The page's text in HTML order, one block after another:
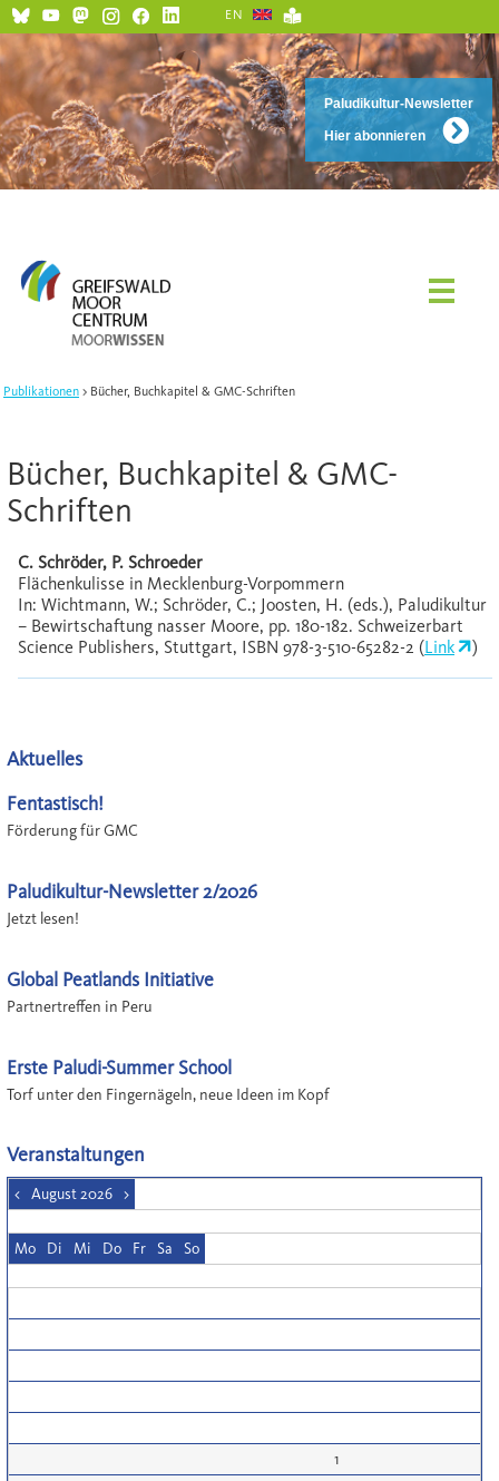
Paludikultur-Newsletter
Hier abonnieren
EN
Publikationen Bücher, Buchkapitel & GMC-Schriften
Bücher, Buchkapitel & GMC-
Schriften
C. Schröder, P. Schroeder
Flächenkulisse in Mecklenburg-Vorpommern
In: Wichtmann, W.; Schröder, C.; Joosten, H. (eds.), Paludikultur
– Bewirtschaftung nasser Moore, pp. 180-182. Schweizerbart
Science Publishers, Stuttgart, ISBN 978-3-510-65282-2 (Link )
Aktuelles
Fentastisch!
Förderung für GMC
Paludikultur-Newsletter 2/2026
Jetzt lesen!
Global Peatlands Initiative
Partnertreffen in Peru
Erste Paludi-Summer School
Torf unter den Fingernägeln, neue Ideen im Kopf
Veranstaltungen
< August 2026 >
Mo Di Mi Do Fr Sa So
1